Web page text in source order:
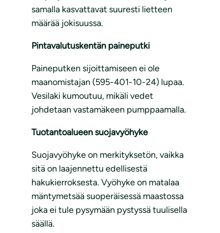
samalla kasvattavat suuresti lietteen
määrää jokisuussa.
Pintavalutuskentän paineputki
Paineputken sijoittamiseen ei ole
maanomistajan (595-401-10-24) lupaa.
Vesilaki kumoutuu, mikäli vedet
johdetaan vastamäkeen pumppaamalla.
Tuotantoalueen suojavyöhyke
Suojavyöhyke on merkityksetön, vaikka
sitä on laajennettu edellisestä
hakukierroksesta. Vyöhyke on matalaa
mäntymetsää suoperäisessä maastossa
joka ei tule pysymään pystyssä tuulisella
säällä.